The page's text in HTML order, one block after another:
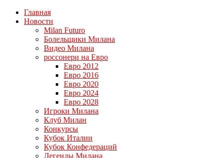
Главная
Новости
Milan Futuro
Болельщики Милана
Видео Милана
россонери на Евро
Евро 2012
Евро 2016
Евро 2020
Евро 2024
Евро 2028
Игроки Милана
Клуб Милан
Конкурсы
Кубок Италии
Кубок Конфедераций
Легенды Милана